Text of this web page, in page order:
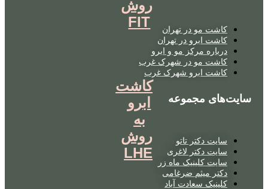
روش
FIT
کاشت
ابرو
به
روش
LHE
کاشت مو در تهران
کاشت ابرو در تهران
درباره مرکز مو و ابرو
کاشت مو در شهرک غرب
کاشت ابرو شهرک غرب
سایت‌های مجموعه
سایت دکتر تاتو
سایت دکتر لاغری
سایت کلینیک ماه زر
دکتر میثم ضرغامی
کلینیک سعادت آباد